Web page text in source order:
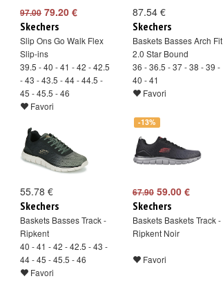
97.00 79.20 €
Skechers
Slip Ons Go Walk Flex
Slip-ins
39.5 - 40 - 41 - 42 - 42.5
- 43 - 43.5 - 44 - 44.5 -
45 - 45.5 - 46
Favori
87.54 €
Skechers
Baskets Basses Arch Fit
2.0 Star Bound
36 - 36.5 - 37 - 38 - 39 -
40 - 41
Favori
55.78 €
Skechers
Baskets Basses Track -
Ripkent
40 - 41 - 42 - 42.5 - 43 -
44 - 45 - 45.5 - 46
Favori
-13%
67.90 59.00 €
Skechers
Baskets Baskets Track -
Ripkent Noir
Favori